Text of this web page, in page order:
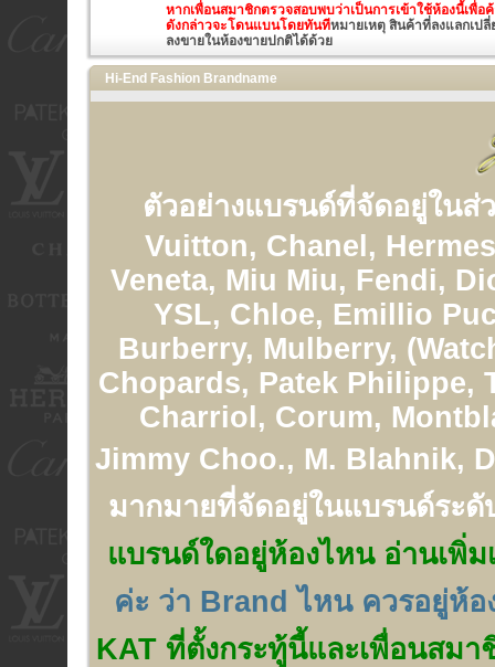
หากเพื่อนสมาชิกตรวจสอบพบว่าเป็นการเข้าใช้ห้องนี้เพื่อ
ดังกล่าวจะโดนแบนโดยทันทีหมายเหตุ สินค้าที่ลงแลกเป
ลงขายในห้องขายปกติได้ด้วย
Hi-End Fashion Brandname
ตัวอย่างแบรนด์ที่จัดอยู่ในส่
Vuitton, Chanel,
Veneta, Miu Miu, Fendi,
YSL, Chloe, Emillio
Burberry, Mulberry,
Chopards, Patek Philippe,
Charriol, Corum,
Jimmy Choo., M. Blahnik,
มากมายที่จัดอยู่ในแบรนด์ระ
แบรนด์ใดอยู่ห้องไหน อ่านเพิ่ม
ค่ะ ว่า Brand ไหน ควรอยู่ห้
KAT ที่ตั้งกระทู้นี้และเพื่อนสม